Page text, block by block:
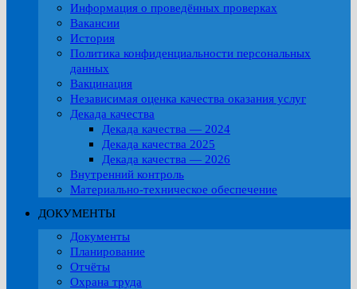
Информация о проведённых проверках
Вакансии
История
Политика конфиденциальности персональных
данных
Вакцинация
Независимая оценка качества оказания услуг
Декада качества
Декада качества — 2024
Декада качества 2025
Декада качества — 2026
Внутренний контроль
Материально-техническое обеспечение
ДОКУМЕНТЫ
Документы
Планирование
Отчёты
Охрана труда